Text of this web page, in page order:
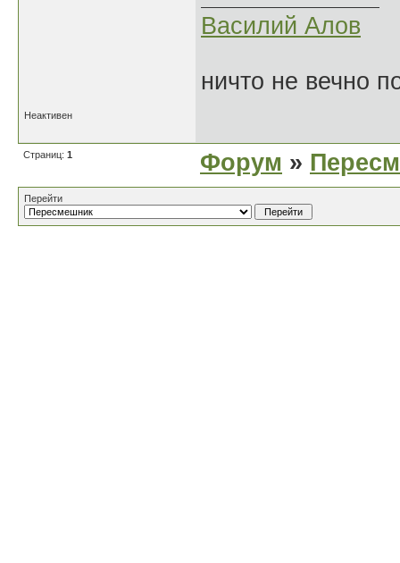
Василий Алов
ничто не вечно
Неактивен
Страниц: 1 Форум »
Перейти